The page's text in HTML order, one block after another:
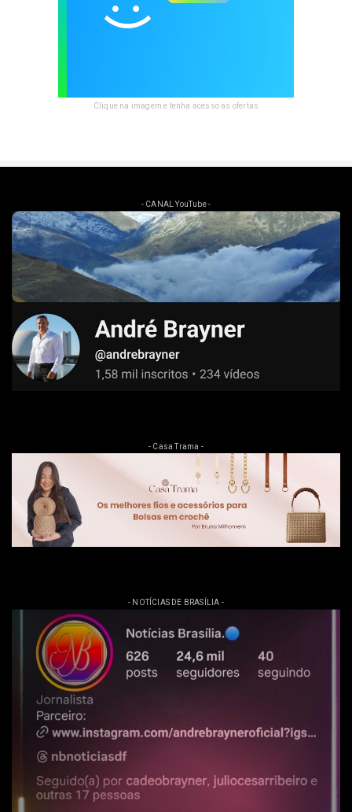
Clique na imagem e tenha acesso as ofertas
- CANAL YouTube -
- Casa Trama -
- NOTÍCIAS DE BRASÍLIA -